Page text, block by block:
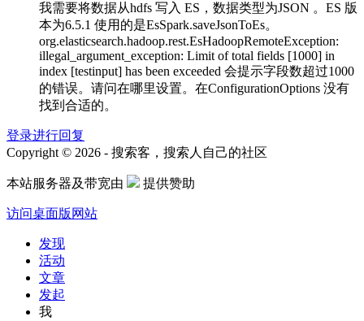
我需要将数据从hdfs 写入 ES，数据类型为JSON 。ES 版
本为6.5.1 使用的是EsSpark.saveJsonToEs。
org.elasticsearch.hadoop.rest.EsHadoopRemoteException:
illegal_argument_exception: Limit of total fields [1000] in
index [testinput] has been exceeded 会提示字段数超过1000
的错误。请问在哪里设置。在ConfigurationOptions 没有
找到合适的。
登录进行回复
Copyright © 2026 - 搜索客，搜索人自己的社区
本站服务器及带宽由 提供赞助
访问桌面版网站
发现
活动
文章
发起
我